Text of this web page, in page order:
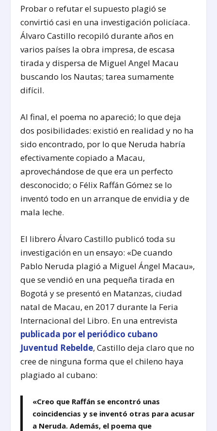
Probar o refutar el supuesto plagió se
convirtió casi en una investigación policíaca.
Álvaro Castillo recopiló durante años en
varios países la obra impresa, de escasa
tirada y dispersa de Miguel Angel Macau
buscando los Nautas; tarea sumamente
difícil.
Al final, el poema no apareció; lo que deja
dos posibilidades: existió en realidad y no ha
sido encontrado, por lo que Neruda habría
efectivamente copiado a Macau,
aprovechándose de que era un perfecto
desconocido; o Félix Raffán Gómez se lo
inventó todo en un arranque de envidia y de
mala leche.
El librero Álvaro Castillo publicó toda su
investigación en un ensayo: «De cuando
Pablo Neruda plagió a Miguel Ángel Macau»,
que se vendió en una pequeña tirada en
Bogotá y se presentó en Matanzas, ciudad
natal de Macau, en 2017 durante la Feria
Internacional del Libro. En una entrevista
publicada por el periódico cubano
Juventud Rebelde, Castillo deja claro que no
cree de ninguna forma que el chileno haya
plagiado al cubano:
«Creo que Raffán se encontró unas
coincidencias y se inventó otras para acusar
a Neruda. Además, el poema que